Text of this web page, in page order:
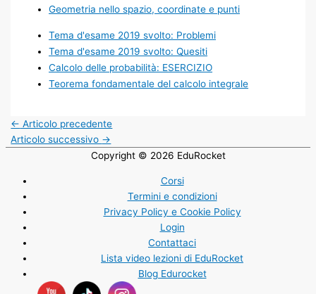
Geometria nello spazio, coordinate e punti
Tema d'esame 2019 svolto: Problemi
Tema d'esame 2019 svolto: Quesiti
Calcolo delle probabilità: ESERCIZIO
Teorema fondamentale del calcolo integrale
← Articolo precedente
Articolo successivo →
Copyright © 2026 EduRocket
Corsi
Termini e condizioni
Privacy Policy e Cookie Policy
Login
Contattaci
Lista video lezioni di EduRocket
Blog Edurocket